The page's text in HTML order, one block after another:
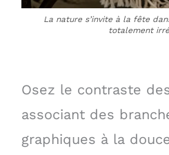
La nature s’invite à la fête
totalement
Osez le contraste
associant des
graphiques à la